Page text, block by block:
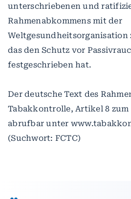
unterschriebenen und
Rahmenabkommens mit der
das den Schutz vor
festgeschrieben hat.
Der deutsche Text des
Tabakkontrolle, Artikel 8 zum
abrufbar unter
(Suchwort: FCTC)